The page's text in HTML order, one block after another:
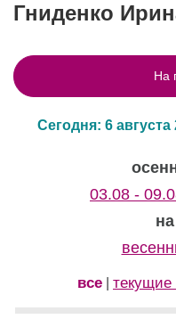
Гниденко
На
Сегодня: 6 августа
03.08 -
все текущие